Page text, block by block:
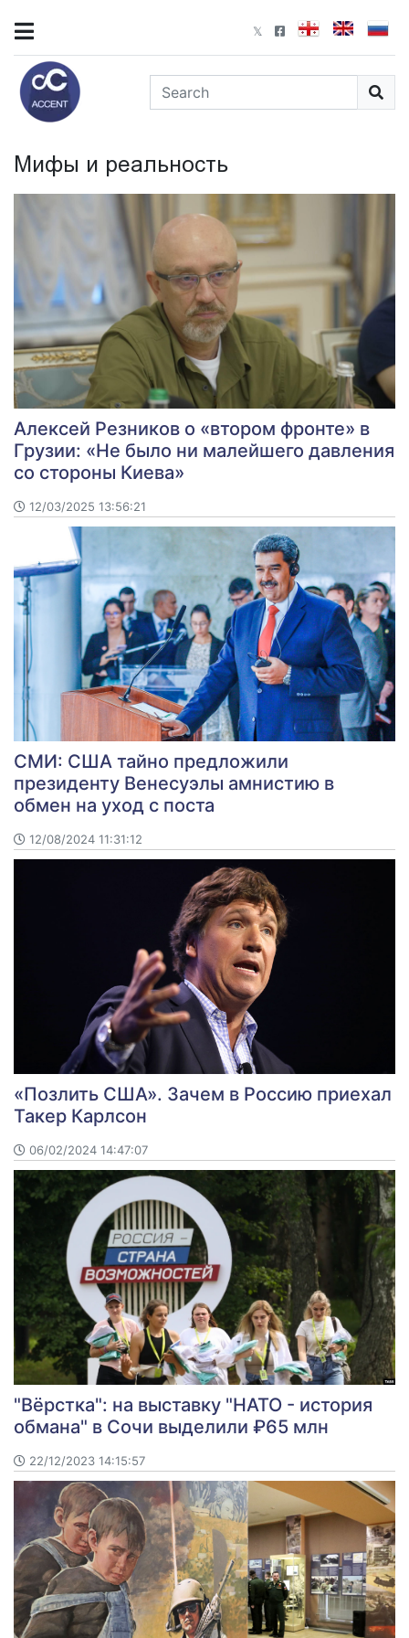
Мифы и реальность
Алексей Резников о «втором фронте» в
Грузии: «Не было ни малейшего давления
со стороны Киева»
12/03/2025 13:56:21
СМИ: США тайно предложили
президенту Венесуэлы амнистию в
обмен на уход с поста
12/08/2024 11:31:12
«Позлить США». Зачем в Россию приехал
Такер Карлсон
06/02/2024 14:47:07
"Вёрстка": на выставку "НАТО - история
обмана" в Сочи выделили ₽65 млн
22/12/2023 14:15:57